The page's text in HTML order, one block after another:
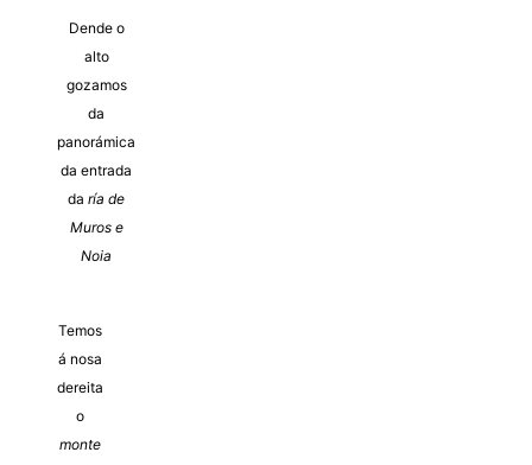
Dende o
alto
gozamos
da
panorámica
da entrada
da ría de
Muros e
Noia
Temos
á nosa
dereita
o
monte